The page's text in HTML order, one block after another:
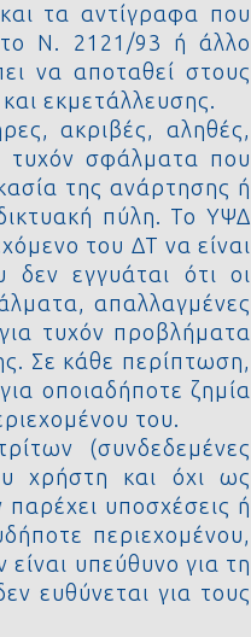
τα αντίγραφα που
το Ν. 2121/93 ή άλλο
να αποταθεί στους
εκμετάλλευσης.
ακριβές, αληθές,
τυχόν σφάλματα που
της ανάρτησης ή
πύλη. Το ΥΨΔ
του ΔΤ να είναι
εγγυάται ότι οι
απαλλαγμένες
τυχόν προβλήματα
Σε κάθε περίπτωση,
οποιαδήποτε ζημία
του.
(συνδεδεμένες
χρήστη και όχι ως
υποσχέσεις ή
περιεχομένου,
υπεύθυνο για τη
ευθύνεται για τους